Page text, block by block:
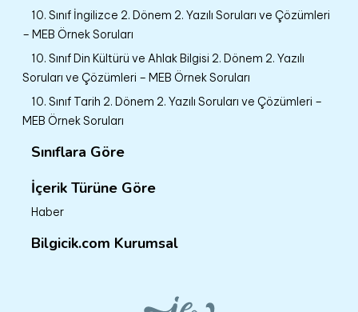
10. Sınıf İngilizce 2. Dönem 2. Yazılı Soruları ve Çözümleri
– MEB Örnek Soruları
10. Sınıf Din Kültürü ve Ahlak Bilgisi 2. Dönem 2. Yazılı
Soruları ve Çözümleri – MEB Örnek Soruları
10. Sınıf Tarih 2. Dönem 2. Yazılı Soruları ve Çözümleri –
MEB Örnek Soruları
Sınıflara Göre
İçerik Türüne Göre
Haber
Bilgicik.com Kurumsal